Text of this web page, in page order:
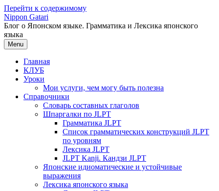
Перейти к содержимому
Nippon Gatari
Блог о Японском языке. Грамматика и Лексика японского
языка
Menu
Главная
КЛУБ
Уроки
Мои услуги, чем могу быть полезна
Справочники
Словарь составных глаголов
Шпаргалки по JLPT
Грамматика JLPT
Список грамматических конструкций JLPT
по уровням
Лексика JLPT
JLPT Kanji. Кандзи JLPT
Японские идиоматические и устойчивые
выражения
Лексика японского языка